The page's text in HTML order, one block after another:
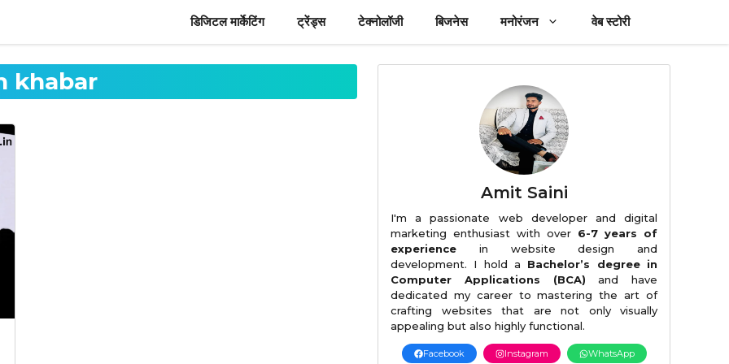
डिजिटल मार्केटिंग ट्रेंड्स टेक्नोलॉजी बिजनेस मनोरंजन वेब स्टोरी
khabar
Amit Saini
I'm a passionate web developer and digital
marketing enthusiast with over 6-7 years of
experience in website design and
development. I hold a Bachelor’s degree in
Computer Applications (BCA) and have
dedicated my career to mastering the art of
crafting websites that are not only visually
appealing but also highly functional.
Facebook Instagram WhatsApp